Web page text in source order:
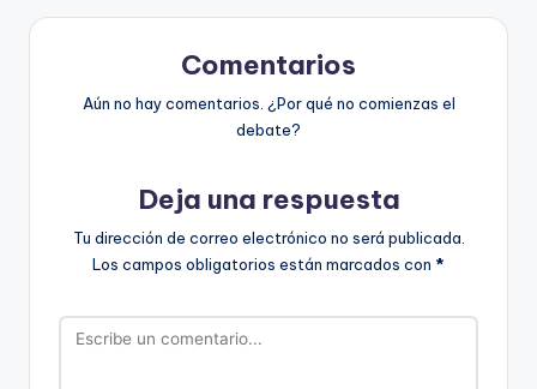
Comentarios
Aún no hay comentarios. ¿Por qué no comienzas el
debate?
Deja una respuesta
Tu dirección de correo electrónico no será publicada.
Los campos obligatorios están marcados con *